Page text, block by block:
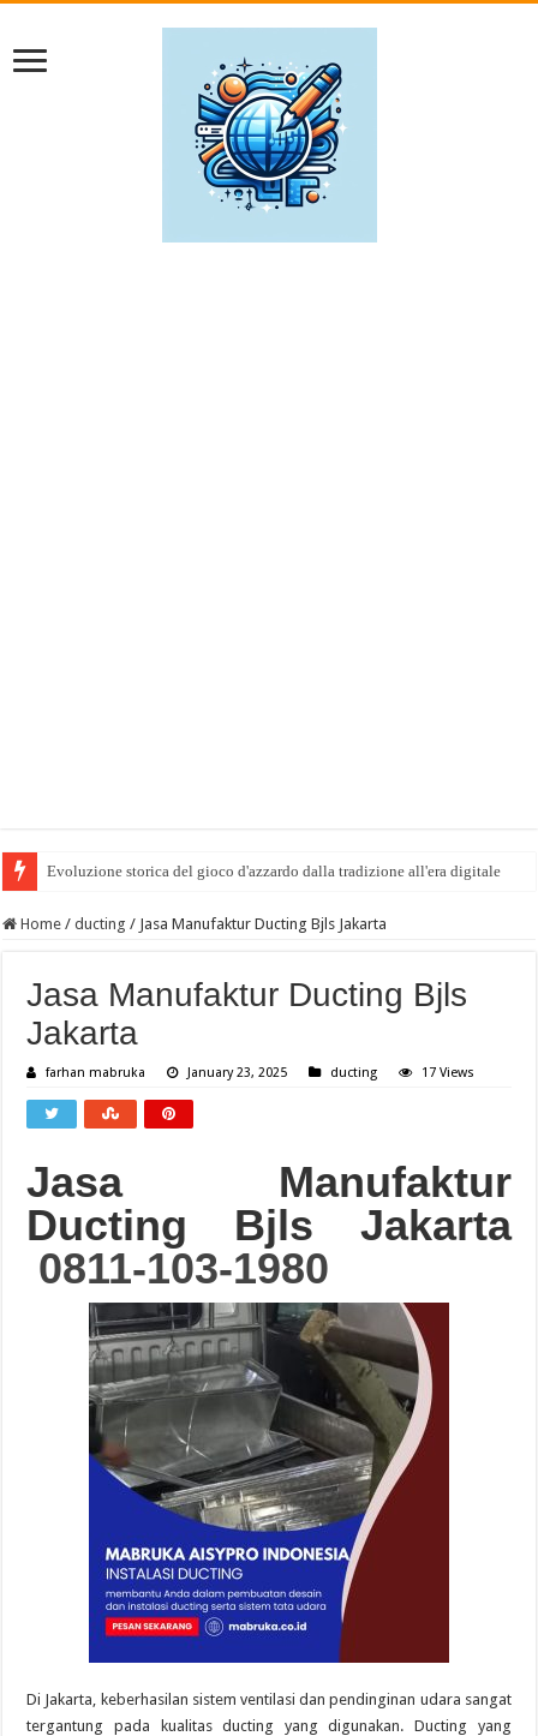
Evoluzione storica del gioco d'azzardo dalla tradizione all'era digitale
Home / ducting / Jasa Manufaktur Ducting Bjls Jakarta
Jasa Manufaktur Ducting Bjls
Jakarta
farhan mabruka January 23, 2025 ducting 17 Views
Jasa Manufaktur
Ducting Bjls Jakarta
0811-103-1980
Di Jakarta, keberhasilan sistem ventilasi dan pendinginan udara sangat
tergantung pada kualitas ducting yang digunakan. Ducting yang